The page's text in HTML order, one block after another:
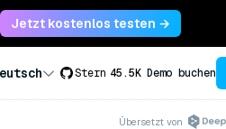
Jetzt kostenlos testen →
Stern 45.5K Demo buchen
Übersetzt von